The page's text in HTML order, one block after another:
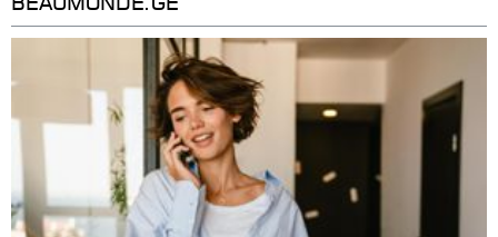
დეფიციტი აქვს? - მედიის
ცნობით, დონალდ ტრამპი პიტ
ჰეგსეთს დაუპირისპირდა:
დეტალები
კატეგორიის ყველა სიახლე
BEAUMONDE.GE